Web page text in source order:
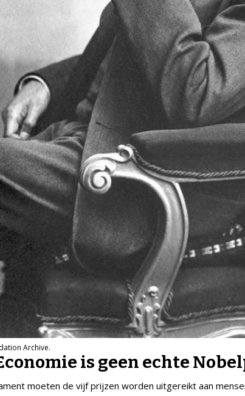
Archive.
is geen echte
moeten de vijf prijzen worden uitgereikt aan